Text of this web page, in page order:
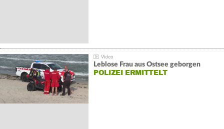
Leblose Frau aus Ostsee geborgen
POLIZEI ERMITTELT